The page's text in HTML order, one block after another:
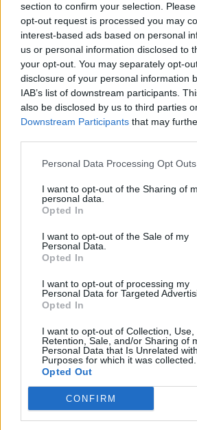
section to confirm your selection.
opt-out request is processed you may
interest-based ads based on personal
us or personal information disclosed to
your opt-out. You may separately opt-
disclosure of your personal information
IAB’s list of downstream participants.
also be disclosed by us to third parties
Downstream Participants that may
Personal Data Processing Opt Outs
I want to opt-out of the Sharing of
personal data.
Opted In
I want to opt-out of the Sale of my
Personal Data.
Opted In
I want to opt-out of processing my
Personal Data for Targeted
Opted In
I want to opt-out of Collection, Use,
Retention, Sale, and/or Sharing of
Personal Data that Is Unrelated
Purposes for which it was collected.
Opted Out
CONFIRM
nati...
Börja prenumerera för att läsa
Starta din prenumerationhär
Eller logga in på ditt konto nedan:
Username or E-mail
Password
Remember Me
Forgot Password
Stöd Para§rafs bevakning av